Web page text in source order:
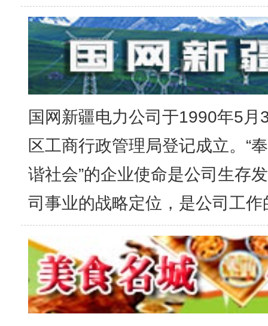
国网新疆电力公司于1990年5
区工商行政管理局登记成立。“
谐社会”的企业使命是公司生存
司事业的战略定位，是公司工